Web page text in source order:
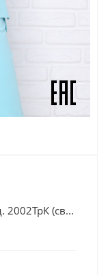
2002ТрК (св...